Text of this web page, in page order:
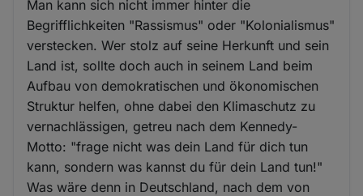
Man kann sich nicht immer hinter die
Begrifflichkeiten "Rassismus" oder "Kolonialismus"
verstecken. Wer stolz auf seine Herkunft und sein
Land ist, sollte doch auch in seinem Land beim
Aufbau von demokratischen und ökonomischen
Struktur helfen, ohne dabei den Klimaschutz zu
vernachlässigen, getreu nach dem Kennedy-
Motto: "frage nicht was dein Land für dich tun
kann, sondern was kannst du für dein Land tun!"
Was wäre denn in Deutschland, nach dem von